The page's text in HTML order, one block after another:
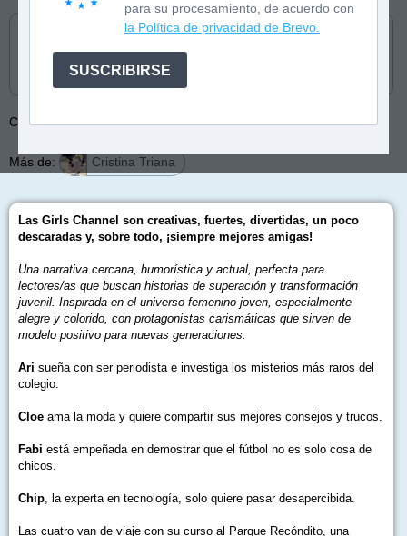
para su procesamiento, de acuerdo con
la Política de privacidad de Brevo.
SUSCRIBIRSE
Cómpralo en
Colección: Girls Channel
Más de: Cristina Triana
Las Girls Channel son creativas, fuertes, divertidas, un poco
descaradas y, sobre todo, ¡siempre mejores amigas!
Una narrativa cercana, humorística y actual, perfecta para
lectores/as que buscan historias de superación y transformación
juvenil. Inspirada en el universo femenino joven, especialmente
alegre y colorido, con protagonistas carismáticas que sirven de
modelo positivo para nuevas generaciones.
Ari sueña con ser periodista e investiga los misterios más raros del
colegio.
Cloe ama la moda y quiere compartir sus mejores consejos y trucos.
Fabi está empeñada en demostrar que el fútbol no es solo cosa de
chicos.
Chip, la experta en tecnología, solo quiere pasar desapercibida.
Las cuatro van de viaje con su curso al Parque Recóndito, una